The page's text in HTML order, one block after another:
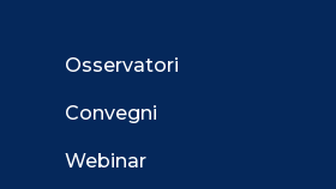
Osservatori
Convegni
Webinar